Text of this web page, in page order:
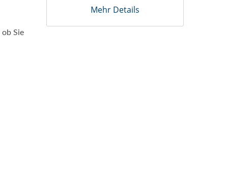
Sie
Mehr Details